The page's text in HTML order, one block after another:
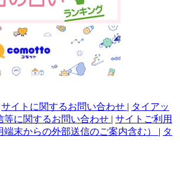
サイトに関するお問い合わせ | タイアッ
等に関するお問い合わせ | サイトご利用
端末からの外部送信のご案内含む） | タ